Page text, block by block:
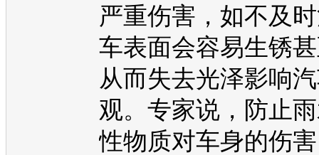
严重伤害，如不及
车表面会容易生锈
从而失去光泽影响
观。专家说，防止
性物质对车身的伤